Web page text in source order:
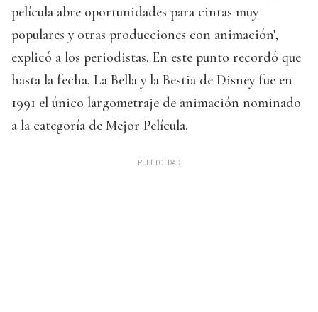
película abre oportunidades para cintas muy
populares y otras producciones con animación',
explicó a los periodistas. En este punto recordó que
hasta la fecha, La Bella y la Bestia de Disney fue en
1991 el único largometraje de animación nominado
a la categoría de Mejor Película.